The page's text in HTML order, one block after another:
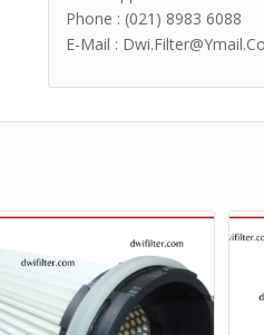
Phone : (021) 8983 6088
E-Mail :